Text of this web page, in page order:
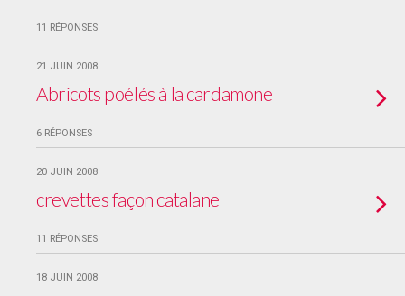
11 RÉPONSES
21 JUIN 2008
Abricots poélés à la cardamone
6 RÉPONSES
20 JUIN 2008
crevettes façon catalane
11 RÉPONSES
18 JUIN 2008